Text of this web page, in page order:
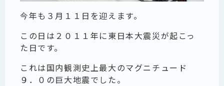
今年も３月１１日を迎えます。
この日は２０１１年に東日本大震災が起こっ
た日です。
これは国内観測史上最大のマグニチュード
９．０の巨大地震でした。